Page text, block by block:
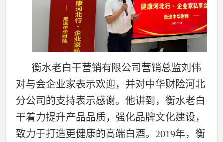
衡水老白干营销有限公司营销总监刘伟
对与会企业家表示欢迎，并对中华财险河北
分公司的支持表示感谢。他讲到，衡水老白
干着力提升产品品质，强化品牌文化建设，
致力于打造更健康的高端白酒。2019年，衡